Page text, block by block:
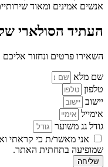
אנשים אמינים ומאוד
העתיד הסולארי
השאירו פרטים ונחזור
שם מלא
טלפון
יישוב
אימייל
גודל גג משוער
אני מאשר/ת כי קראתי
שמופיעה בתחתית האתר.
שליחה